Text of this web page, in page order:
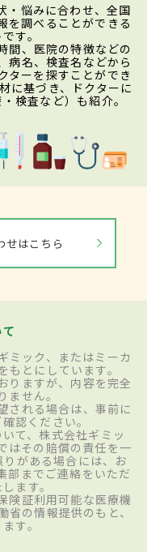
・悩みに合わせ、全国
を調べることができる
す。
間、医院の特徴などの
病名、検査名などから
ターを探すことができ
に基づき、ドクターに
検査など）も紹介。
せはこちら
ミック、またはミーカ
とにしています。
りますが、内容を完全
ません。
される場合は、事前に
認ください。
て、株式会社ギミッ
はその賠償の責任を一
がある場合には、お
部までご連絡をいただ
ます。
険証利用可能な医療機
の情報提供のもと、
す。